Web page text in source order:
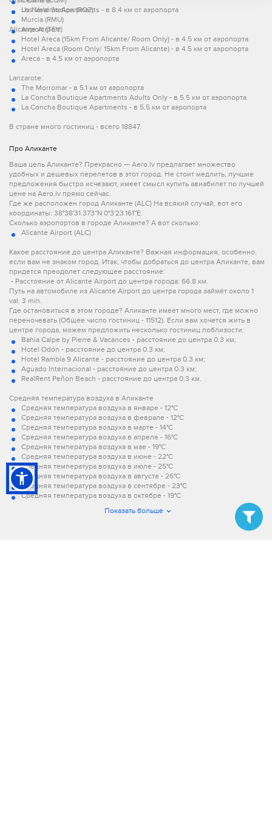
Us Naval Station (ROZ)
Murcia (RMU)
Airport (TEV)
Los Veleros Apartments - в 8.4 км от аэропорта
Alicante Airport:
Hotel Areca (15km From Alicante/ Room Only) - в 4.5 км от аэропорта
Hotel Areca (Room Only/ 15km From Alicante) - в 4.5 км от аэропорта
Areca - в 4.5 км от аэропорта
Lanzarote:
The Morromar - в 5.1 км от аэропорта
La Concha Boutique Apartments Adults Only - в 5.5 км от аэропорта
La Concha Boutique Apartments - в 5.5 км от аэропорта
В стране много гостиниц - всего 18847.
Про Аликанте
Ваша цель Аликанте? Прекрасно — Aero.lv предлагает множество
удобных и дешевых перелетов в этот город. Не стоит медлить, лучшие
предложения быстро исчезают, имеет смысл купить авиабилет по лучшей
цене на Aero.lv прямо сейчас.
Где же расположен город Аликанте (ALC) На всякий случай, вот его
координаты: 38°38′31.373″N 0°3′23.161″E.
Сколько аэропортов в городе Аликанте? А вот сколько:
Alicante Airport (ALC)
Какое расстояние до центра Аликанте? Важная информация, особенно,
если вам не знаком город. Итак, чтобы добраться до центра Аликанте, вам
придется преодолет следующее расстояние:
- Расстояние от Alicante Airport до центра города: 66.8 км.
Путь на автомобиле из Alicante Airport до центра города займёт около 1
val. 3 min.
Где остановиться в этом городе? Аликанте имеет много мест, где можно
переночевать (Общее число гостиниц - 11512). Если вам хочется жить в
центре города, можем предложить несколько гостиниц поблизости:
Bahia Calpe by Pierre & Vacances - расстояние до центра 0.3 км;
Hotel Odón - расстояние до центра 0.3 км;
Hotel Rambla 9 Alicante - расстояние до центра 0.3 км;
Aguado Internacional - расстояние до центра 0.3 км;
RealRent Peñon Beach - расстояние до центра 0.3 км.
Средняя температура воздуха в Аликанте
Средняя температура воздуха в январе - 12°C
Средняя температура воздуха в феврале - 12°C
Средняя температура воздуха в марте - 14°C
Средняя температура воздуха в апреле - 16°C
Средняя температура воздуха в мае - 19°C
Средняя температура воздуха в июне - 22°C
Средняя температура воздуха в июле - 25°C
Средняя температура воздуха в августе - 26°C
Средняя температура воздуха в сентябре - 23°C
Средняя температура воздуха в октябре - 19°C
Средняя температура воздуха в декабре - 12°C.
Показать больше